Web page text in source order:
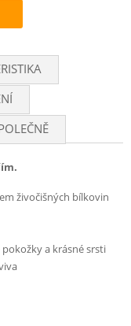
živočišných bílkovin
a krásné srsti